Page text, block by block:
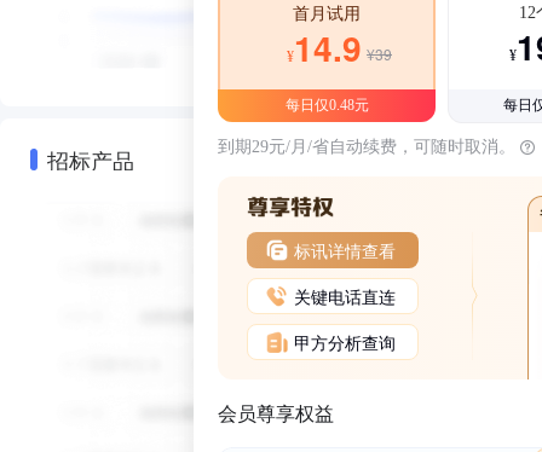
招标产品
首月试用
¥14.9 ¥39
每日仅0.48元
12
¥
每日
到期29元/月/省自动续费，可随时取消。
标讯详情查看
关键电话直连
甲方分析查询
会员尊享权益